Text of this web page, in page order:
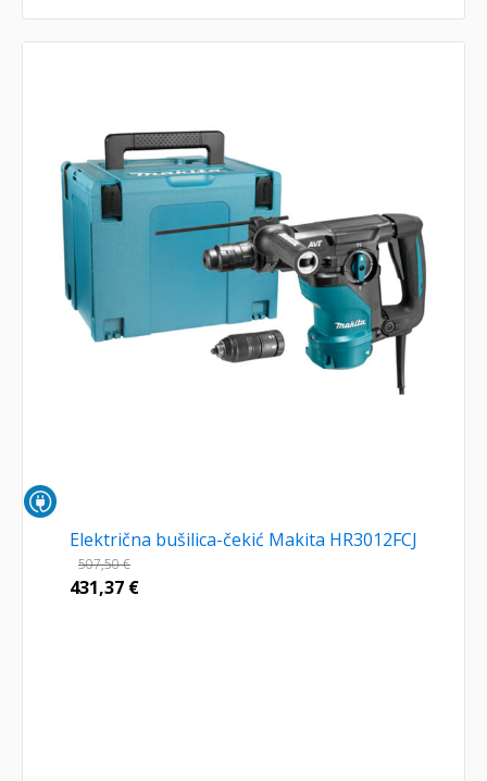
Električna bušilica-čekić Makita HR3012FCJ
507,50€
431,37 €